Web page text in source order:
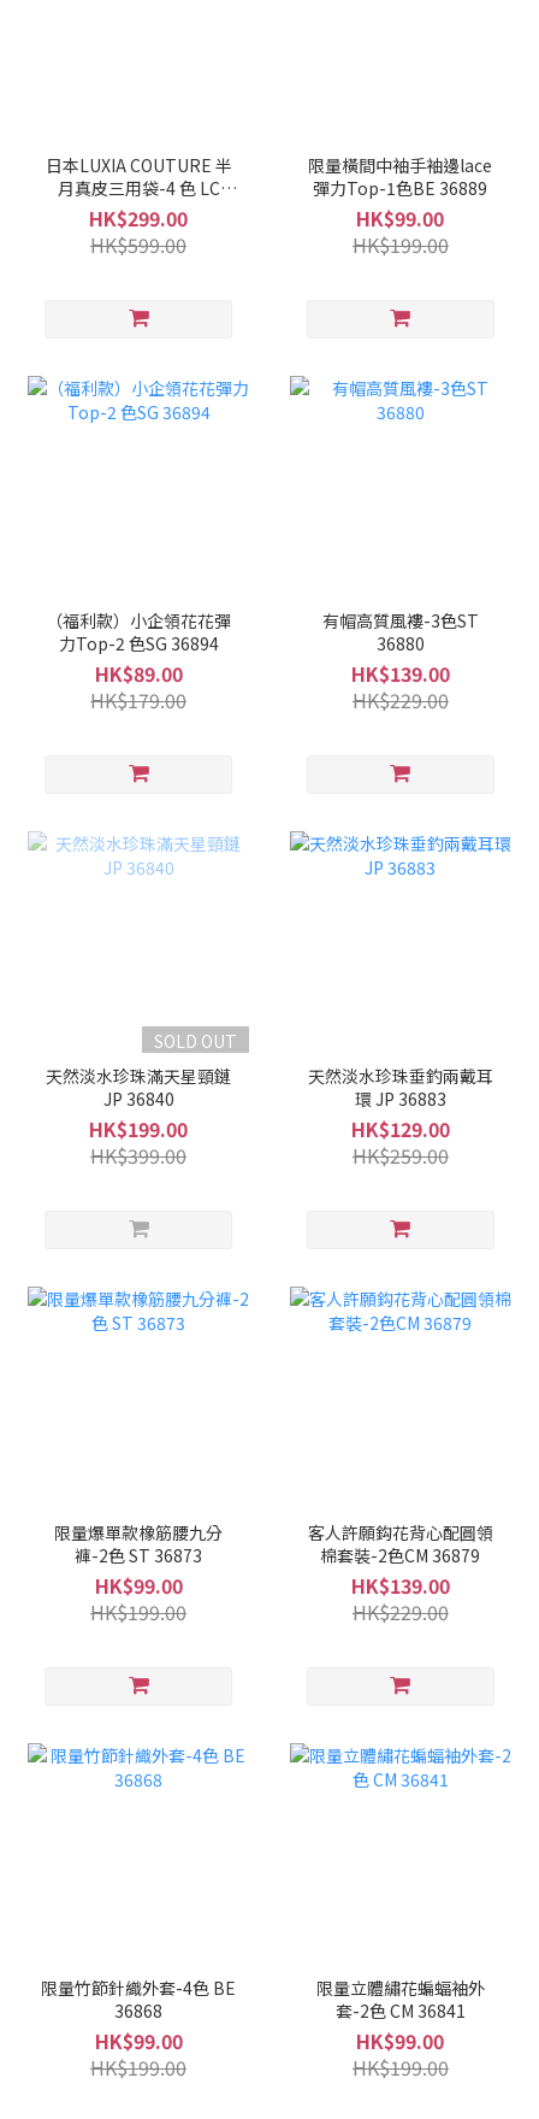
日本LUXIA COUTURE 半
月真皮三用袋-4 色 LC
8009
HK$299.00
HK$599.00
限量橫間中袖手袖邊lace
彈力Top-1色BE 36889
HK$99.00
HK$199.00
（福利款）小企領花花彈
力Top-2 色SG 36894
HK$89.00
HK$179.00
有帽高質風褸-3色ST
36880
HK$139.00
HK$229.00
SOLD OUT
天然淡水珍珠滿天星頸鏈
JP 36840
HK$199.00
HK$399.00
天然淡水珍珠垂釣兩戴耳
環 JP 36883
HK$129.00
HK$259.00
限量爆單款橡筋腰九分
褲-2色 ST 36873
HK$99.00
HK$199.00
客人許願鈎花背心配圓領
棉套裝-2色CM 36879
HK$139.00
HK$229.00
限量竹節針織外套-4色 BE
36868
HK$99.00
HK$199.00
限量立體繡花蝙蝠袖外
套-2色 CM 36841
HK$99.00
HK$199.00